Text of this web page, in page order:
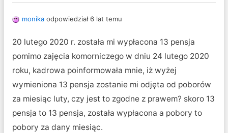
monikaodpowiedział 6 lat temu
20 lutego 2020 r. została mi wypłacona 13 pensja
pomimo zajęcia komorniczego w dniu 24 lutego 2020
roku, kadrowa poinformowała mnie, iż wyżej
wymieniona 13 pensja zostanie mi odjęta od poborów
za miesiąc luty, czy jest to zgodne z prawem? skoro 13
pensja to 13 pensja, została wypłacona a pobory to
pobory za dany miesiąc.